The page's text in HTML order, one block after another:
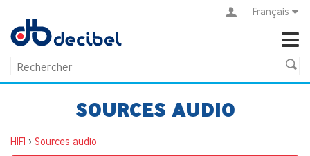
Français
SOURCES AUDIO
HIFI > Sources audio